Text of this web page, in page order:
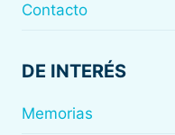
Contacto
DE INTERÉS
Memorias